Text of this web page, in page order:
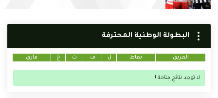
البطولة الوطنية المحترفة
الفريق نقاط ل ف ت خ فارق
لا توجد نتائج متاحة !!